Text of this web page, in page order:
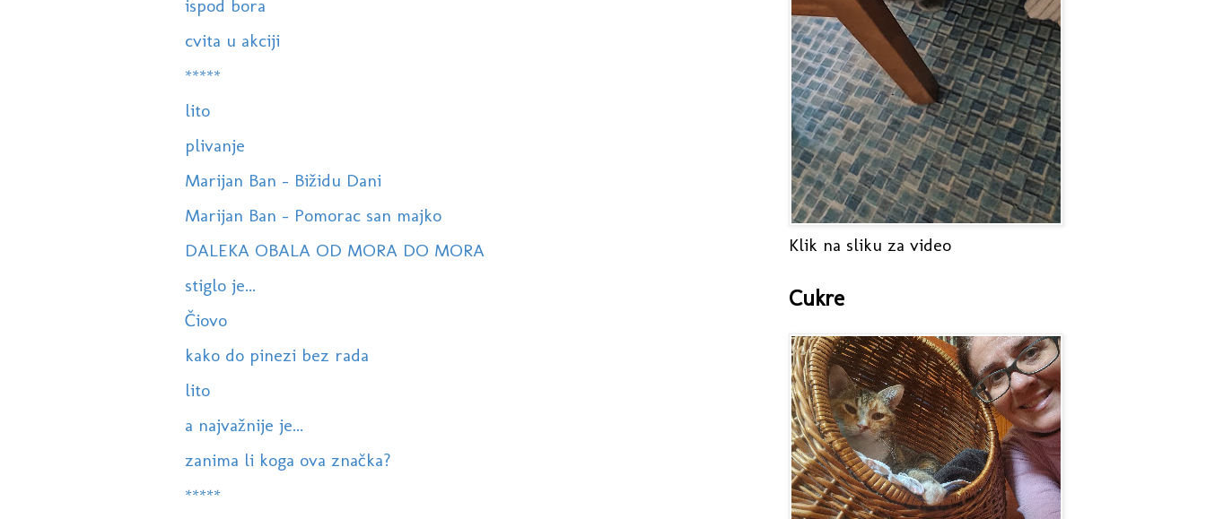
ispod bora
cvita u akciji
*****
lito
plivanje
Marijan Ban - Bižidu Dani
Marijan Ban - Pomorac san majko
DALEKA OBALA OD MORA DO MORA
stiglo je...
Čiovo
kako do pinezi bez rada
lito
a najvažnije je...
zanima li koga ova značka?
*****
Klik na sliku za video
Cukre